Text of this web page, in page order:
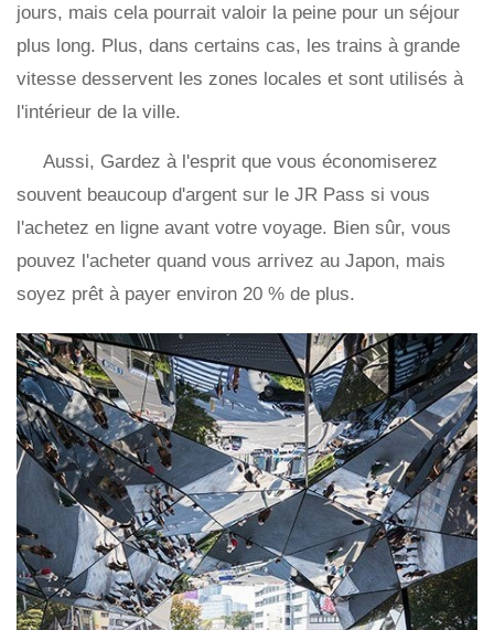
jours, mais cela pourrait valoir la peine pour un séjour
plus long. Plus, dans certains cas, les trains à grande
vitesse desservent les zones locales et sont utilisés à
l'intérieur de la ville.
Aussi, Gardez à l'esprit que vous économiserez
souvent beaucoup d'argent sur le JR Pass si vous
l'achetez en ligne avant votre voyage. Bien sûr, vous
pouvez l'acheter quand vous arrivez au Japon, mais
soyez prêt à payer environ 20 % de plus.